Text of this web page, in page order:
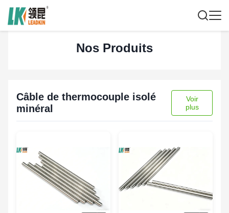
Nos Produits
Câble de thermocouple isolé
minéral
Voir
plus